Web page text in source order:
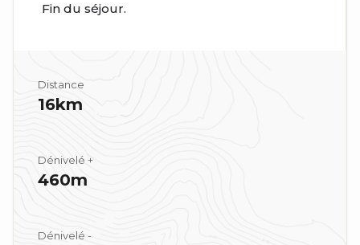
Fin du séjour.
Distance
16km
Dénivelé +
460m
Dénivelé -